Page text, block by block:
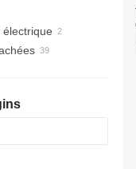
fonctionnels
pour train
électrique